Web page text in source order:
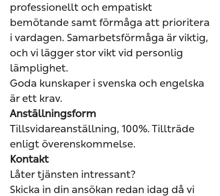
professionellt och empatiskt
bemötande samt förmåga att prioritera
i vardagen. Samarbetsförmåga är viktig,
och vi lägger stor vikt vid personlig
lämplighet.
Goda kunskaper i svenska och engelska
är ett krav.
Anställningsform
Tillsvidareanställning, 100%. Tillträde
enligt överenskommelse.
Kontakt
Låter tjänsten intressant?
Skicka in din ansökan redan idag då vi